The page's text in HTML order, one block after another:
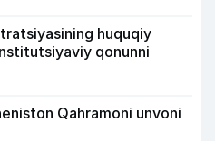
huquqiy
qonunni
Qahramoni unvoni